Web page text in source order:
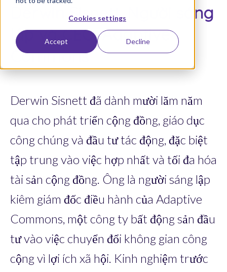
Cookies settings
Accept Decline
Derwin Sisnett, Người sáng
lập và CEO, Adaptive
Commons
Derwin Sisnett đã dành mười lăm năm
qua cho phát triển cộng đồng, giáo dục
công chúng và đầu tư tác động, đặc biệt
tập trung vào việc hợp nhất và tối đa hóa
tài sản cộng đồng. Ông là người sáng lập
kiêm giám đốc điều hành của Adaptive
Commons, một công ty bất động sản đầu
tư vào việc chuyển đổi không gian công
cộng vì lợi ích xã hội. Kinh nghiệm trước